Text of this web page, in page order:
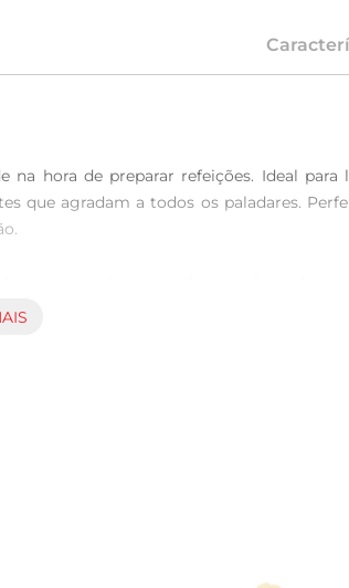
hora de preparar refeições. Ideal
que agradam a todos os paladares.
ainda mais saboroso, liberando
quem tem uma rotina agitada, mas não